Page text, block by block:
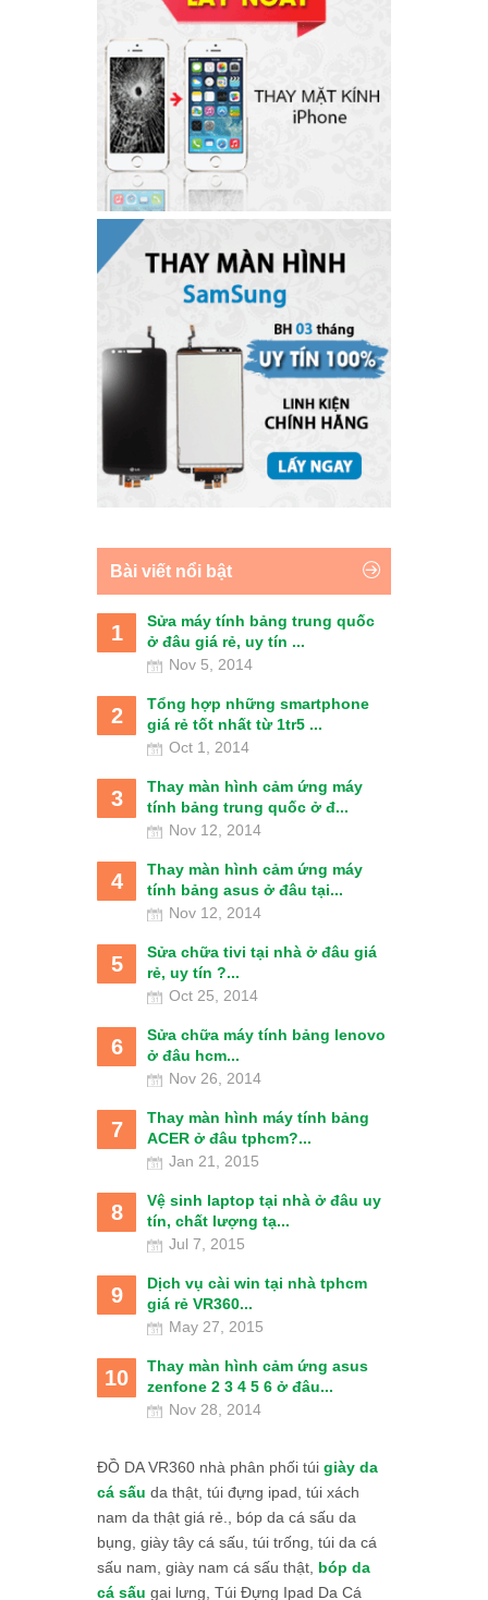
Bài viết nổi bật
1
Sửa máy tính bảng trung quốc
ở đâu giá rẻ, uy tín ...
Nov 5, 2014
2
Tổng hợp những smartphone
giá rẻ tốt nhất từ 1tr5 ...
Oct 1, 2014
3
Thay màn hình cảm ứng máy
tính bảng trung quốc ở đ...
Nov 12, 2014
4
Thay màn hình cảm ứng máy
tính bảng asus ở đâu tại...
Nov 12, 2014
5
Sửa chữa tivi tại nhà ở đâu giá
rẻ, uy tín ?...
Oct 25, 2014
6
Sửa chữa máy tính bảng lenovo
ở đâu hcm...
Nov 26, 2014
7
Thay màn hình máy tính bảng
ACER ở đâu tphcm?...
Jan 21, 2015
8
Vệ sinh laptop tại nhà ở đâu uy
tín, chất lượng tạ...
Jul 7, 2015
9
Dịch vụ cài win tại nhà tphcm
giá rẻ VR360...
May 27, 2015
10
Thay màn hình cảm ứng asus
zenfone 2 3 4 5 6 ở đâu...
Nov 28, 2014
ĐỒ DA VR360 nhà phân phối túi giày da
cá sấu da thật, túi đựng ipad, túi xách
nam da thật giá rẻ., bóp da cá sấu da
bụng, giày tây cá sấu, túi trống, túi da cá
sấu nam, giày nam cá sấu thật, bóp da
cá sấu gai lưng, Túi Đựng Ipad Da Cá